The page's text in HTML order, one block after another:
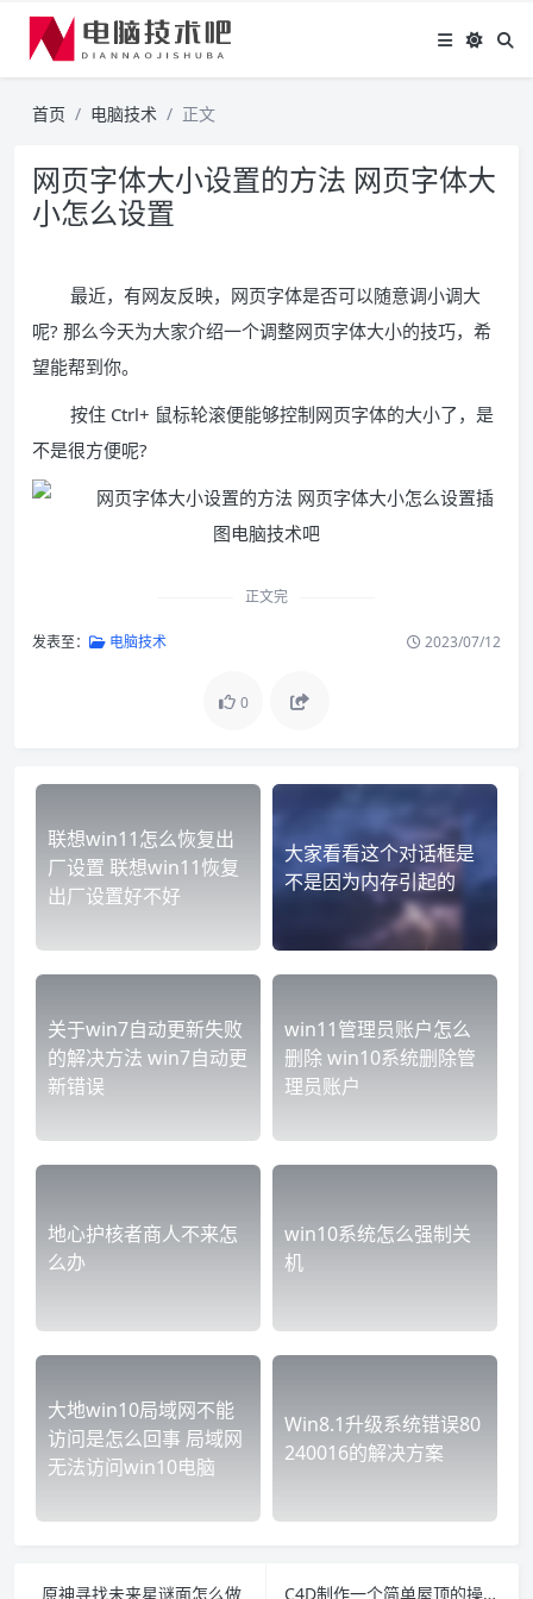
首页 电脑技术 正文
网页字体大小设置的方法 网页字体大
小怎么设置
最近，有网友反映，网页字体是否可以随意调小调大
呢? 那么今天为大家介绍一个调整网页字体大小的技巧，希
望能帮到你。
按住 Ctrl+ 鼠标轮滚便能够控制网页字体的大小了，是
不是很方便呢?
正文完
发表至： 电脑技术 2023/07/12
0
联想win11怎么恢复出
厂设置 联想win11恢复
出厂设置好不好
大家看看这个对话框是
不是因为内存引起的
关于win7自动更新失败
的解决方法 win7自动更
新错误
win11管理员账户怎么
删除 win10系统删除管
理员账户
地心护核者商人不来怎
么办
win10系统怎么强制关
机
大地win10局域网不能
访问是怎么回事 局域网
无法访问win10电脑
Win8.1升级系统错误80
240016的解决方案
原神寻找未来星谜面怎么做 C4D制作一个简单屋顶的操作流程 c4d怎么做房顶的瓦片